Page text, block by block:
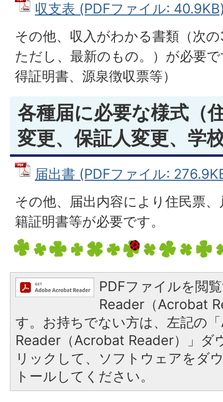
収支表 (PDFファイル:
その他、収入がわかる書類（次
ただし、最新のもの。）が必要
得証明書、源泉徴収票等）
各種届に必要な様式（
変更、保証人変更、学
届出書 (PDFファイル:
その他、届出内容により住民票
籍証明書等が必要です。
PDFファイルを閲
Reader（Acrobat
す。お持ちでない方は、左記の
Reader（Acrobat Reader）」ダ
リックして、ソフトウェアをダ
トールしてください。